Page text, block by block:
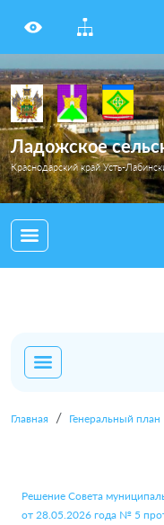
Ладожское
Краснодарский край Усть-
Главная Генеральный план
Решение Совета
от 28.05.2026 года № 5